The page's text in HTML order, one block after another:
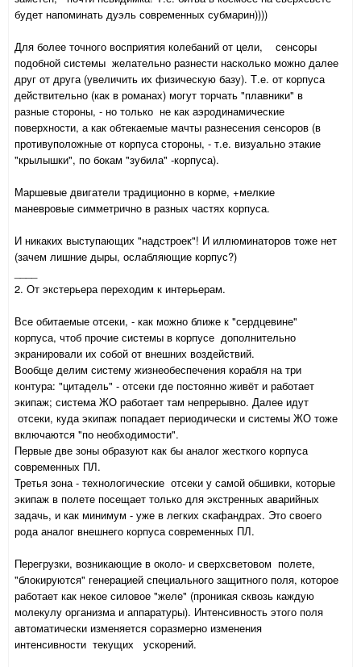
будет напоминать дуэль современных субмарин))))
Для более точного восприятия колебаний от цели, сенсоры
подобной системы желательно разнести насколько можно далее
друг от друга (увеличить их физическую базу). Т.е. от корпуса
действительно (как в романах) могут торчать "плавники" в
разные стороны, - но только не как аэродинамические
поверхности, а как обтекаемые мачты разнесения сенсоров (в
противуположные от корпуса стороны, - т.е. визуально этакие
"крылышки", по бокам "зубила" -корпуса).
Маршевые двигатели традиционно в корме, +мелкие
маневровые симметрично в разных частях корпуса.
И никаких выступающих "надстроек"! И иллюминаторов тоже нет
(зачем лишние дыры, ослабляющие корпус?)
2. От экстерьера переходим к интерьерам.
Все обитаемые отсеки, - как можно ближе к "сердцевине"
корпуса, чтоб прочие системы в корпусе дополнительно
экранировали их собой от внешних воздействий.
Вообще делим систему жизнеобеспечения корабля на три
контура: "цитадель" - отсеки где постоянно живёт и работает
экипаж; система ЖО работает там непрерывно. Далее идут
отсеки, куда экипаж попадает периодически и системы ЖО тоже
включаются "по необходимости".
Первые две зоны образуют как бы аналог жесткого корпуса
современных ПЛ.
Третья зона - технологические отсеки у самой обшивки, которые
экипаж в полете посещает только для экстренных аварийных
задачь, и как минимум - уже в легких скафандрах. Это своего
рода аналог внешнего корпуса современных ПЛ.
Перегрузки, возникающие в около- и сверхсветовом полете,
"блокируются" генерацией специального защитного поля, которое
работает как некое силовое "желе" (проникая сквозь каждую
молекулу организма и аппаратуры). Интенсивность этого поля
автоматически изменяется соразмерно изменения
интенсивности текущих ускорений.